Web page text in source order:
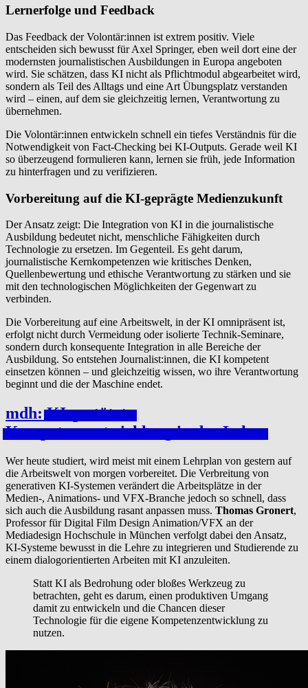
Lernerfolge und Feedback
Das Feedback der Volontär:innen ist extrem positiv. Viele
entscheiden sich bewusst für Axel Springer, eben weil dort eine der
modernsten journalistischen Ausbildungen in Europa angeboten
wird. Sie schätzen, dass KI nicht als Pflichtmodul abgearbeitet wird,
sondern als Teil des Alltags und eine Art Übungsplatz verstanden
wird – einen, auf dem sie gleichzeitig lernen, Verantwortung zu
übernehmen.
Die Volontär:innen entwickeln schnell ein tiefes Verständnis für die
Notwendigkeit von Fact-Checking bei KI-Outputs. Gerade weil KI
so überzeugend formulieren kann, lernen sie früh, jede Information
zu hinterfragen und zu verifizieren.
Vorbereitung auf die KI-geprägte Medienzukunft
Der Ansatz zeigt: Die Integration von KI in die journalistische
Ausbildung bedeutet nicht, menschliche Fähigkeiten durch
Technologie zu ersetzen. Im Gegenteil. Es geht darum,
journalistische Kernkompetenzen wie kritisches Denken,
Quellenbewertung und ethische Verantwortung zu stärken und sie
mit den technologischen Möglichkeiten der Gegenwart zu
verbinden.
Die Vorbereitung auf eine Arbeitswelt, in der KI omnipräsent ist,
erfolgt nicht durch Vermeidung oder isolierte Technik-Seminare,
sondern durch konsequente Integration in alle Bereiche der
Ausbildung. So entstehen Journalist:innen, die KI kompetent
einsetzen können – und gleichzeitig wissen, wo ihre Verantwortung
beginnt und die der Maschine endet.
mdh:KI-gestützte
Kom­pe­ten­zen­twick­lung in der Lehre
Wer heute studiert, wird meist mit einem Lehrplan von gestern auf
die Arbeitswelt von morgen vorbereitet. Die Verbreitung von
generativen KI-Systemen verändert die Arbeitsplätze in der
Medien-, Animations- und VFX-Branche jedoch so schnell, dass
sich auch die Ausbildung rasant anpassen muss. Thomas Gronert,
Professor für Digital Film Design Animation/VFX an der
Mediadesign Hochschule in München verfolgt dabei den Ansatz,
KI-Systeme bewusst in die Lehre zu integrieren und Studierende zu
einem dialogorientierten Arbeiten mit KI anzuleiten.
Statt KI als Bedrohung oder bloßes Werkzeug zu
betrachten, geht es darum, einen produktiven Umgang
damit zu entwickeln und die Chancen dieser
Technologie für die eigene Kompetenzentwicklung zu
nutzen.